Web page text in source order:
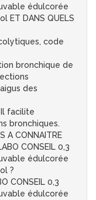
édulcorée
ET DANS QUELS
code
bronchique de
des
facilite
bronchiques.
A CONNAITRE
CONSEIL 0,3
édulcorée
?
CONSEIL 0,3
édulcorée